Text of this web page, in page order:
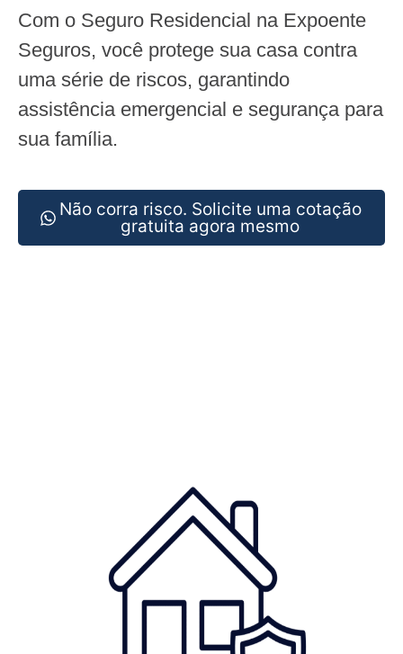
Com o Seguro Residencial na Expoente
Seguros, você protege sua casa contra
uma série de riscos, garantindo
assistência emergencial e segurança para
sua família.
Não corra risco. Solicite uma cotação
gratuita agora mesmo